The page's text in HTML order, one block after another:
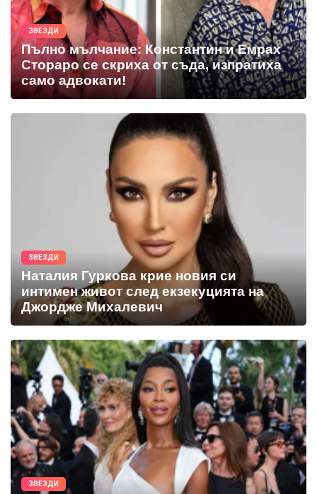
ЗВЕЗДИ
Пълно мълчание: Константин и Емрах
Стораро се скриха от съда, изпратиха
само адвокати!
ЗВЕЗДИ
Наталия Гуркова крие новия си
интимен живот след екзекуцията на
Джордже Михалевич
ЗВЕЗДИ